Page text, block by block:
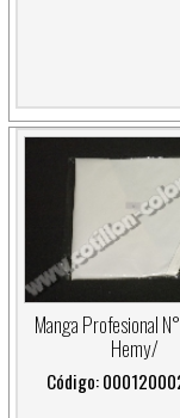
Manga Profesional
Hemy/
Código: